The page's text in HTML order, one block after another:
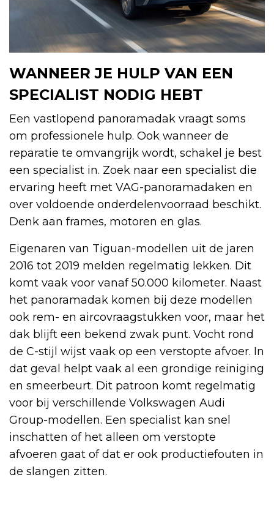
WANNEER JE HULP VAN EEN
SPECIALIST NODIG HEBT
Een vastlopend panoramadak vraagt soms
om professionele hulp. Ook wanneer de
reparatie te omvangrijk wordt, schakel je best
een specialist in. Zoek naar een specialist die
ervaring heeft met VAG-panoramadaken en
over voldoende onderdelenvoorraad beschikt.
Denk aan frames, motoren en glas.
Eigenaren van Tiguan-modellen uit de jaren
2016 tot 2019 melden regelmatig lekken. Dit
komt vaak voor vanaf 50.000 kilometer. Naast
het panoramadak komen bij deze modellen
ook rem- en aircovraagstukken voor, maar het
dak blijft een bekend zwak punt. Vocht rond
de C-stijl wijst vaak op een verstopte afvoer. In
dat geval helpt vaak al een grondige reiniging
en smeerbeurt. Dit patroon komt regelmatig
voor bij verschillende Volkswagen Audi
Group-modellen. Een specialist kan snel
inschatten of het alleen om verstopte
afvoeren gaat of dat er ook productiefouten in
de slangen zitten.